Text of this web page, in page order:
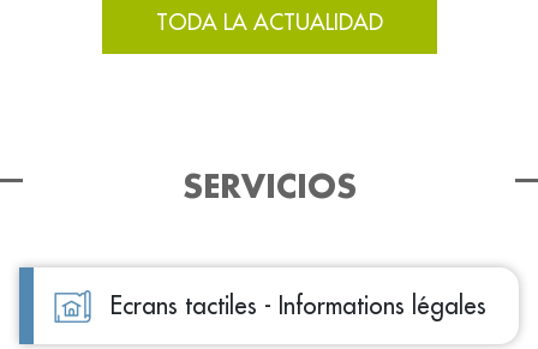
TODA LA ACTUALIDAD
SERVICIOS
Ecrans tactiles - Informations légales